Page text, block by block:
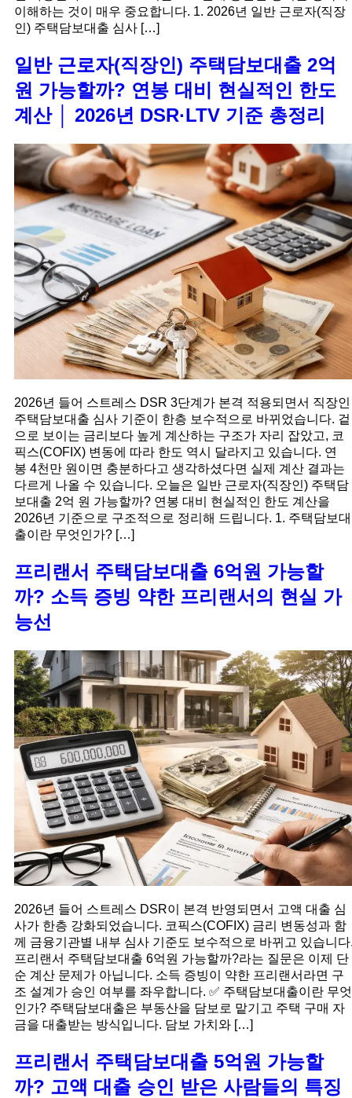
이해하는 것이 매우 중요합니다. 1. 2026년 일반 근로자(직장
인) 주택담보대출 심사 […]
일반 근로자(직장인) 주택담보대출 2억
원 가능할까? 연봉 대비 현실적인 한도
계산 │ 2026년 DSR·LTV 기준 총정리
2026년 들어 스트레스 DSR 3단계가 본격 적용되면서 직장인
주택담보대출 심사 기준이 한층 보수적으로 바뀌었습니다. 겉
으로 보이는 금리보다 높게 계산하는 구조가 자리 잡았고, 코
픽스(COFIX) 변동에 따라 한도 역시 달라지고 있습니다. 연
봉 4천만 원이면 충분하다고 생각하셨다면 실제 계산 결과는
다르게 나올 수 있습니다. 오늘은 일반 근로자(직장인) 주택담
보대출 2억 원 가능할까? 연봉 대비 현실적인 한도 계산을
2026년 기준으로 구조적으로 정리해 드립니다. 1. 주택담보대
출이란 무엇인가? […]
프리랜서 주택담보대출 6억원 가능할
까? 소득 증빙 약한 프리랜서의 현실 가
능선
2026년 들어 스트레스 DSR이 본격 반영되면서 고액 대출 심
사가 한층 강화되었습니다. 코픽스(COFIX) 금리 변동성과 함
께 금융기관별 내부 심사 기준도 보수적으로 바뀌고 있습니
프리랜서 주택담보대출 6억원 가능할까?라는 질문은 이제 단
순 계산 문제가 아닙니다. 소득 증빙이 약한 프리랜서라면 구
조 설계가 승인 여부를 좌우합니다. ✅ 주택담보대출이란 무엇
인가? 주택담보대출은 부동산을 담보로 맡기고 주택 구매 자
금을 대출받는 방식입니다. 담보 가치와 […]
프리랜서 주택담보대출 5억원 가능할
까? 고액 대출 승인 받은 사람들의 특징